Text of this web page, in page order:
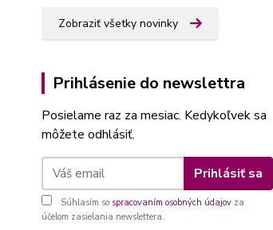
Zobraziť všetky novinky
Prihlásenie do newslettra
Posielame raz za mesiac. Kedykoľvek sa
môžete odhlásiť.
Prihlásiť sa
Súhlasím so spracovaním osobných údajov za
účelom zasielania newslettera.